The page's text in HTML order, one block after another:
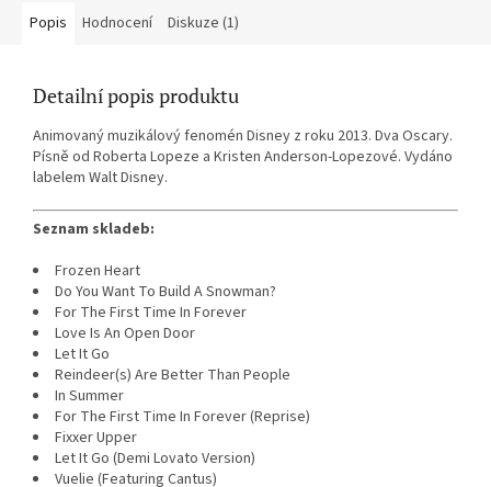
Popis Hodnocení Diskuze (1)
Detailní popis produktu
Animovaný muzikálový fenomén Disney z roku 2013. Dva Oscary.
Písně od Roberta Lopeze a Kristen Anderson-Lopezové. Vydáno
labelem Walt Disney.
Seznam skladeb:
Frozen Heart
Do You Want To Build A Snowman?
For The First Time In Forever
Love Is An Open Door
Let It Go
Reindeer(s) Are Better Than People
In Summer
For The First Time In Forever (Reprise)
Fixxer Upper
Let It Go (Demi Lovato Version)
Vuelie (Featuring Cantus)